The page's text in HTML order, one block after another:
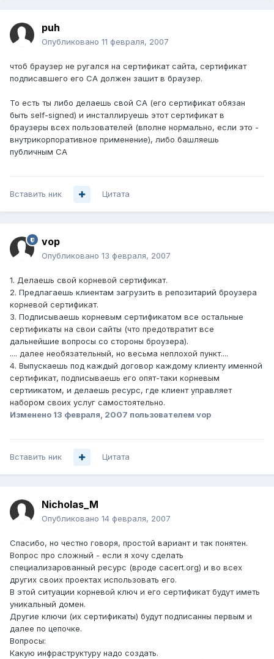
puh
Опубликовано 11 февраля, 2007
чтоб браузер не ругался на сертификат сайта, сертификат
подписавшего его CA должен зашит в браузер.
То есть ты либо делаешь свой CA (его сертификат обязан
быть self-signed) и инсталлируешь этот сертификат в
браузеры всех пользователей (вполне нормально, если это -
внутрикорпоративное применение), либо башляешь
публичным CA
Вставить ник Цитата
vop
Опубликовано 13 февраля, 2007
1. Делаешь свой корневой сертификат.
2. Предлагаешь клиентам загрузить в репозитарий броузера
корневой сертификат.
3. Подписываешь корневым сертификатом все остальные
сертификаты на свои сайты (что предотвратит все
дальнейшие вопросы со стороны броузера).
.... далее необязательный, но весьма неплохой пункт....
4. Выпускаешь под каждый договор каждому клиенту именной
сертификат, подписываешь его опят-таки корневым
сертиикатом, и делаешь ресурс, где клиент управляет
набором своих услуг самостоятельно.
Изменено 13 февраля, 2007 пользователем vop
Вставить ник Цитата
Nicholas_M
Опубликовано 14 февраля, 2007
Спасибо, но честно говоря, простой вариант и так понятен.
Вопрос про сложный - если я хочу сделать
специализарованный ресурс (вроде cacert.org) и во всех
других своих проектах использовать его.
В этой ситуации корневой ключ и его сертификат будут иметь
уникальный домен.
Другие ключи (их сертификаты) будут подписанны первым и
далее по цепочке.
Вопросы:
Какую инфраструктуру надо создать.